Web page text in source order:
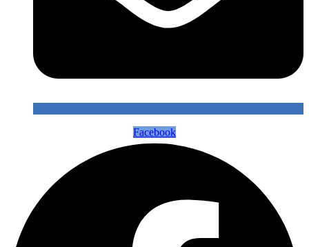
Facebook